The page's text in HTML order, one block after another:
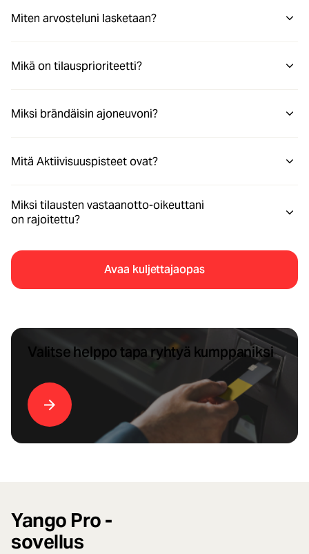
Miten arvosteluni lasketaan?
Mikä on tilausprioriteetti?
Miksi brändäisin ajoneuvoni?
Mitä Aktiivisuuspisteet ovat?
Miksi tilausten vastaanotto-oikeuttani
on rajoitettu?
Avaa kuljettajaopas
Valitse helppo tapa ryhtyä kumppaniksi
Yango Pro -
sovellus